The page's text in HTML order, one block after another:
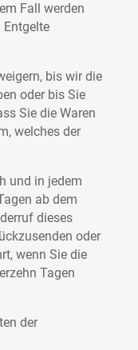
Fall werden
Entgelte
bis wir die
oder bis Sie
Sie die Waren
welches der
und in jedem
ab dem
dieses
oder
wenn Sie die
Tagen
der